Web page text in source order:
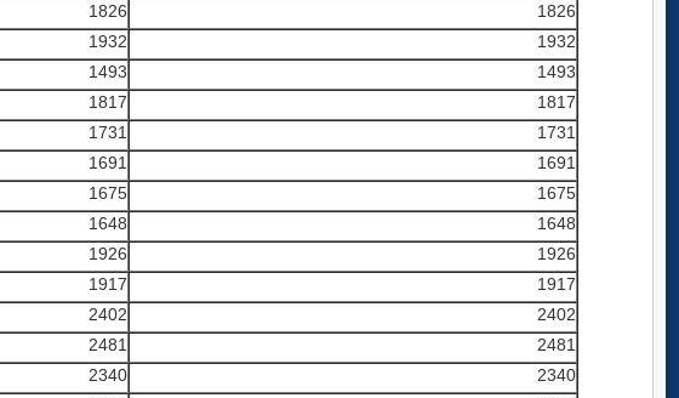
1826
1826
1932
1932
1493
1493
1817
1817
1731
1731
1691
1691
1675
1675
1648
1648
1926
1926
1917
1917
2402
2402
2481
2481
2340
2340